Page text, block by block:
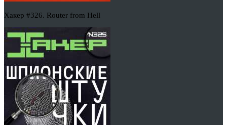
Хакер #326. Router from Hell